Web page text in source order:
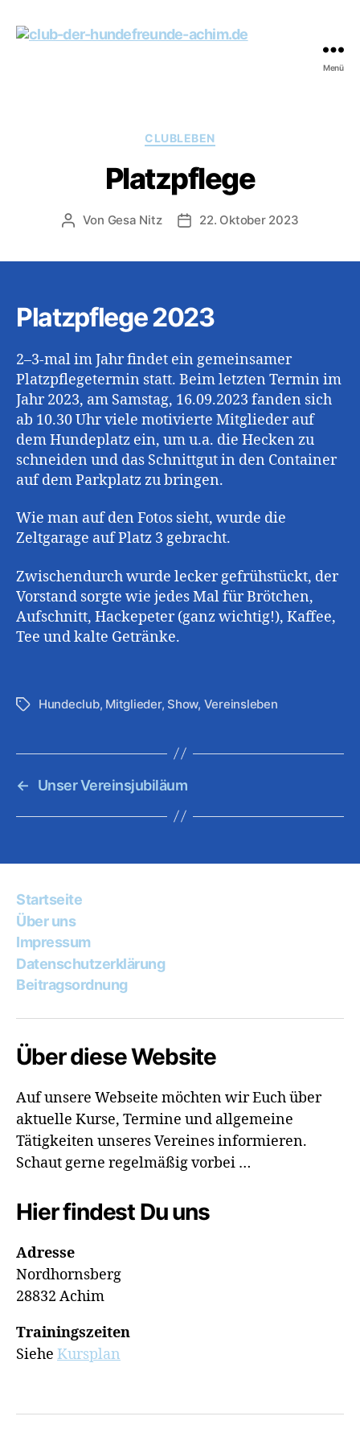
Menü
Kategorien
CLUBLEBEN
Platzpflege
Beitragsautor
Von Gesa Nitz Beitragsdatum
22. Oktober 2023
Platzpflege 2023
2–3-mal im Jahr findet ein gemeinsamer
Platzpflegetermin statt. Beim letzten Termin im
Jahr 2023, am Samstag, 16.09.2023 fanden sich
ab 10.30 Uhr viele motivierte Mitglieder auf
dem Hundeplatz ein, um u.a. die Hecken zu
schneiden und das Schnittgut in den Container
auf dem Parkplatz zu bringen.
Wie man auf den Fotos sieht, wurde die
Zeltgarage auf Platz 3 gebracht.
Zwischendurch wurde lecker gefrühstückt, der
Vorstand sorgte wie jedes Mal für Brötchen,
Aufschnitt, Hackepeter (ganz wichtig!), Kaffee,
Tee und kalte Getränke.
Schlagwörter
Hundeclub, Mitglieder, Show, Vereinsleben
← Unser Vereinsjubiläum
Startseite
Über uns
Impressum
Datenschutzerklärung
Beitragsordnung
Über diese Website
Auf unsere Webseite möchten wir Euch über
aktuelle Kurse, Termine und allgemeine
Tätigkeiten unseres Vereines informieren.
Schaut gerne regelmäßig vorbei …
Hier findest Du uns
Adresse
Nordhornsberg
28832 Achim
Trainingszeiten
Siehe Kursplan